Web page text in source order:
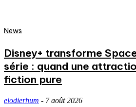
News
Disney+ transforme
série : quand une
fiction pure
elodierhum - 7 août 2026